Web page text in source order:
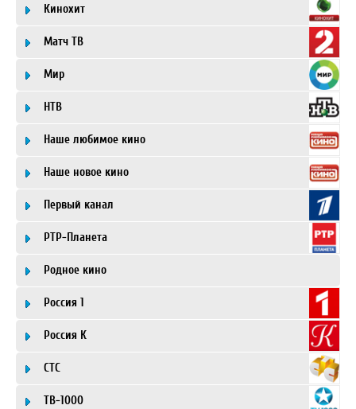
Кинохит
Матч ТВ
Мир
НТВ
Наше любимое кино
Наше новое кино
Первый канал
РТР-Планета
Родное кино
Россия 1
Россия К
СТС
ТВ-1000